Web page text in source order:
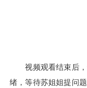
视频观看结束 后
绪，等待苏姐姐提问